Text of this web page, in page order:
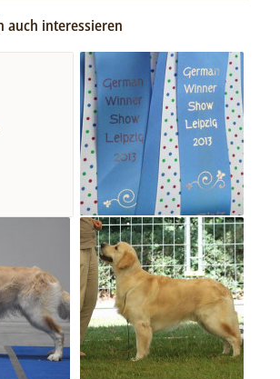
auch interessieren